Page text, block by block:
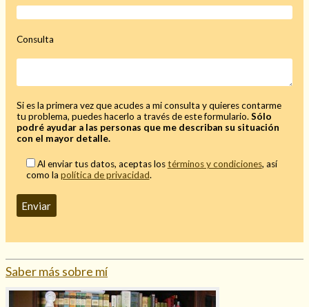
Consulta
Si es la primera vez que acudes a mi consulta y quieres contarme
tu problema, puedes hacerlo a través de este formulario.Sólo
podré ayudar a las personas que me describan su situación
con el mayor detalle.
Al enviar tus datos, aceptas lostérminos y condiciones, así
como la política de privacidad.
Saber más sobre mí